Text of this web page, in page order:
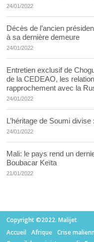
24/01/2022
Décès de l’ancien
à sa dernière demeure
24/01/2022
Entretien exclusif de
de la CEDEAO, les
rapprochement avec la
24/01/2022
L’héritage de Soumi
24/01/2022
Mali: le pays rend un
Boubacar Keïta
21/01/2022
Copyright ©2022. Malijet
Accueil
Afrique Crise